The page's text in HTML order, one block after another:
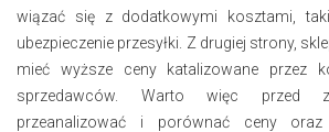
wiązać się z dodatkowymi kosztami,
ubezpieczenie przesyłki. Z drugiej strony,
mieć wyższe ceny katalizowane przez
sprzedawców. Warto więc przed
przeanalizować i porównać ceny oraz